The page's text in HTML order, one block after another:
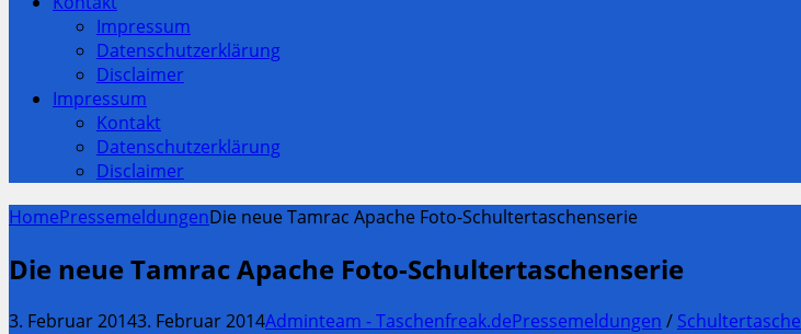
Impressum
Datenschutzerklärung
Disclaimer
Impressum
Kontakt
Datenschutzerklärung
Disclaimer
HomePressemeldungenDie neue Tamrac Apache Foto-Schultertaschenserie
Die neue Tamrac Apache Foto-Schultertaschenserie
3. Februar 20143. Februar 2014Adminteam - Taschenfreak.dePressemeldungen / Schultertasche